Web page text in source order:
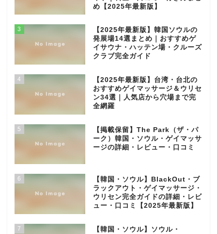
め【2025年最新版】
3
【2025年最新版】韓国ソウルの
発展場14選まとめ｜おすすめゲ
イサウナ・ハッテン場・クルーズ
クラブ完全ガイド
4
【2025年最新版】台湾・台北の
おすすめゲイマッサージ＆ウリセ
ン34選｜人気店から穴場まで完
全網羅
5
【掲載保留】The Park（ザ・パ
ーク）韓国・ソウル・ゲイマッサ
ージの詳細・レビュー・口コミ
6
【韓国・ソウル】BlackOut・ブ
ラックアウト・ゲイマッサージ・
ウリセン完全ガイドの詳細・レビ
ュー・口コミ【2025年最新版】
7
【韓国・ソウル】ソウル・